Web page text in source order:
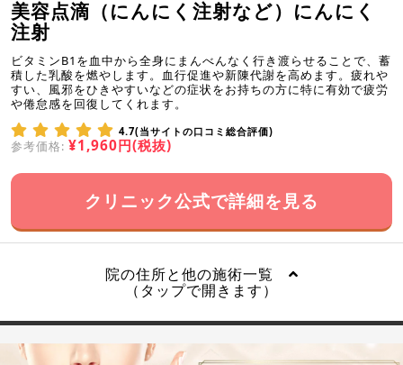
美容点滴（にんにく注射など）にんにく
注射
ビタミンB1を血中から全身にまんべんなく行き渡らせることで、蓄
積した乳酸を燃やします。血行促進や新陳代謝を高めます。疲れや
すい、風邪をひきやすいなどの症状をお持ちの方に特に有効で疲労
や倦怠感を回復してくれます。
4.7(当サイトの口コミ総合評価)
参考価格: ¥1,960円(税抜)
クリニック公式で詳細を見る
院の住所と他の施術一覧
（タップで開きます）